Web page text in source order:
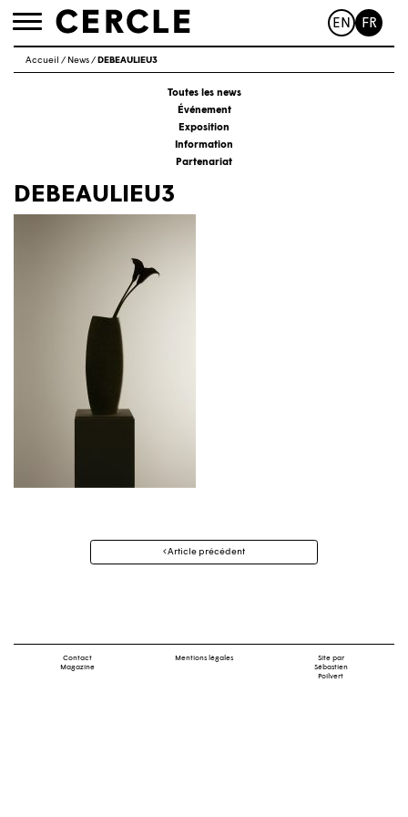
Toggle
EN FR
Accueil / News/ DEBEAULIEU3
Toutes les news
Événement
Exposition
Information
Partenariat
DEBEAULIEU3
Navigation
Article précédent
Contact
Magazine
Mentions légales
Site par
Sébastien
Poilvert